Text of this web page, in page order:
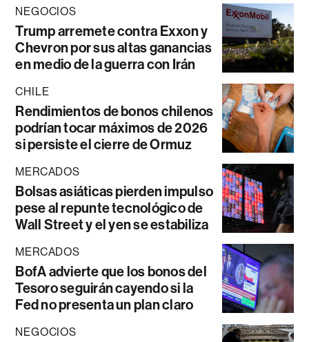
NEGOCIOS
Trump arremete contra Exxon y
Chevron por sus altas ganancias
en medio de la guerra con Irán
CHILE
Rendimientos de bonos chilenos
podrían tocar máximos de 2026
si persiste el cierre de Ormuz
MERCADOS
Bolsas asiáticas pierden impulso
pese al repunte tecnológico de
Wall Street y el yen se estabiliza
MERCADOS
BofA advierte que los bonos del
Tesoro seguirán cayendo si la
Fed no presenta un plan claro
NEGOCIOS